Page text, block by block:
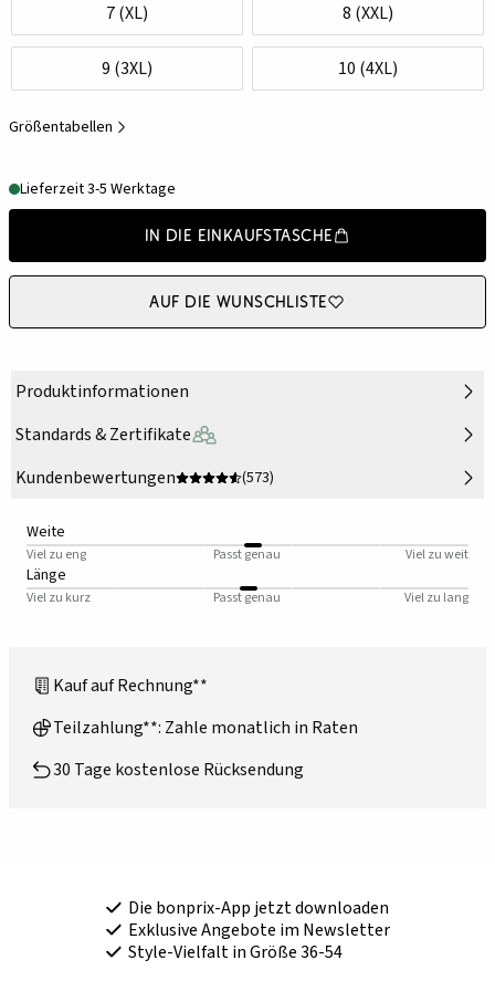
7 (XL) 8 (XXL)
9 (3XL) 10 (4XL)
Größentabellen
Lieferzeit 3-5 Werktage
In die Einkaufstasche
Auf die Wunschliste
Produktinformationen
Standards & Zertifikate
Kundenbewertungen
(573)
Weite
Viel zu eng Passt genau Viel zu weit
Länge
Viel zu kurz Passt genau Viel zu lang
Kauf auf Rechnung**
Teilzahlung**: Zahle monatlich in Raten
30 Tage kostenlose Rücksendung
Die bonprix-App jetzt downloaden
Exklusive Angebote im Newsletter
Style-Vielfalt in Größe 36-54